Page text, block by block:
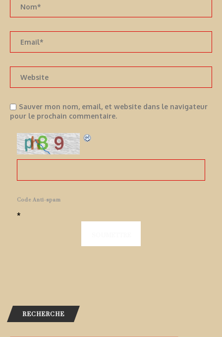
Sauver mon nom, email, et website dans le navigateur
pour le prochain commentaire.
Code Anti-spam
*
RECHERCHE